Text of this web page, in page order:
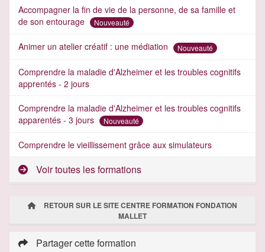
Accompagner la fin de vie de la personne, de sa famille et
de son entourage
Nouveauté
Animer un atelier créatif : une médiation Nouveauté
Comprendre la maladie d'Alzheimer et les troubles cognitifs
apprentés - 2 jours
Comprendre la maladie d'Alzheimer et les troubles cognitifs
apparentés - 3 jours
Nouveauté
Comprendre le vieillissement grâce aux simulateurs
Voir toutes les formations
RETOUR SUR LE SITE CENTRE FORMATION FONDATION
MALLET
Partager cette formation